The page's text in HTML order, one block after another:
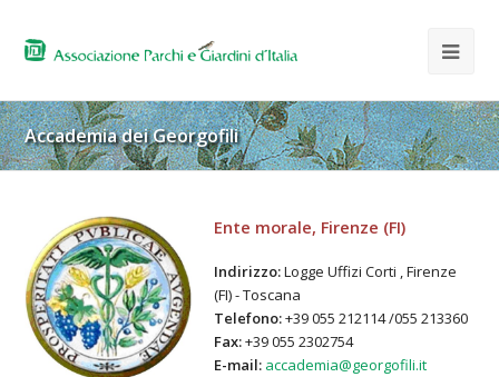
Accademia dei Georgofili
Ente morale, Firenze (FI)
Indirizzo:Logge Uffizi Corti , Firenze
(FI) - Toscana
Telefono:+39 055 212114 /055 213360
Fax:+39 055 2302754
E-mail: accademia@georgofili.it